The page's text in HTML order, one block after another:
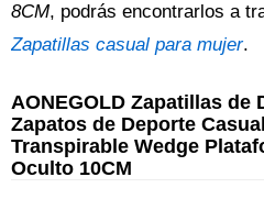
8CM, podrás encontrarlos a
Zapatillas casual para mujer.
AONEGOLD Zapatillas de
Zapatos de Deporte
Transpirable Wedge
Oculto 10CM